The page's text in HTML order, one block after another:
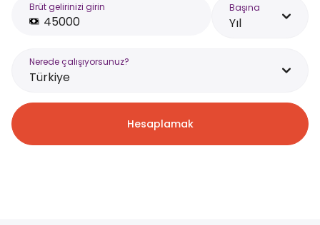
Brüt gelirinizi girin Başına
Yıl
Nerede çalışıyorsunuz?
Türkiye
Hesaplamak